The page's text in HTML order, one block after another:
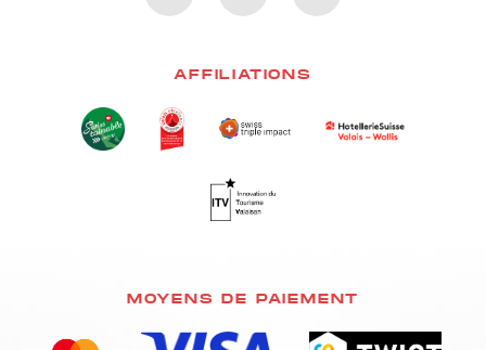
AFFILIATIONS
MOYENS DE PAIEMENT